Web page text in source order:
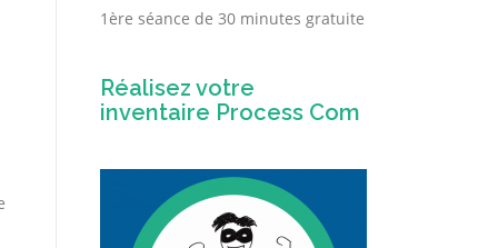
1ère séance de 30 minutes gratuite
Réalisez votre
inventaire Process Com